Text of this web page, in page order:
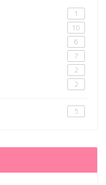
1
10
6
7
2
2
5